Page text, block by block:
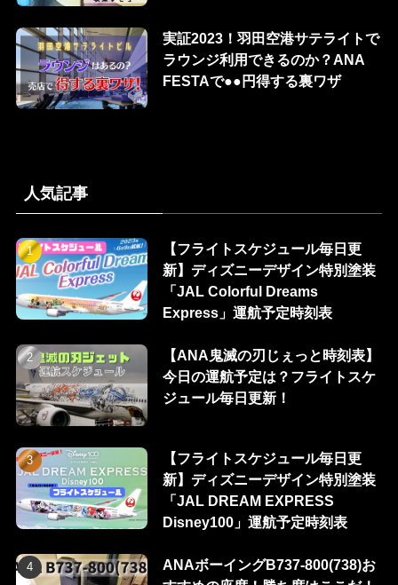
実証2023！羽田空港サテライトで
ラウンジ利用できるのか？ANA
FESTAで●●円得する裏ワザ
人気記事
【フライトスケジュール毎日更
新】ディズニーデザイン特別塗装
「JAL Colorful Dreams
Express」運航予定時刻表
【ANA鬼滅の刃じぇっと時刻表】
今日の運航予定は？フライトスケ
ジュール毎日更新！
【フライトスケジュール毎日更
新】ディズニーデザイン特別塗装
「JAL DREAM EXPRESS
Disney100」運航予定時刻表
ANAボーイングB737-800(738)お